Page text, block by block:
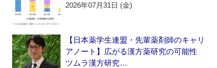
2026年07月31日 (金)
【日本薬学生連盟・先輩薬剤師のキャリ
アノート】広がる漢方薬研究の可能性
ツムラ漢方研究…